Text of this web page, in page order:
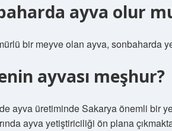
ayva olur
bir meyve olan ayva, sonbaharda
ayvası meşhur?
ayva üretiminde Sakarya önemli bir
ayva yetiştiriciliği ön plana